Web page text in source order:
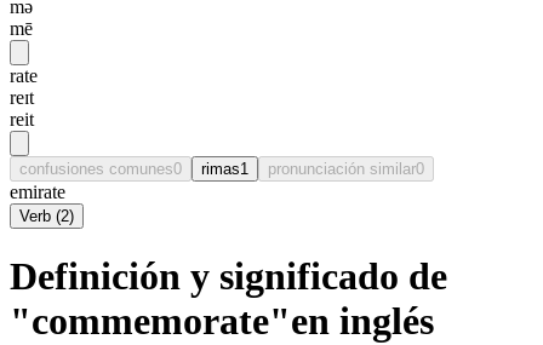
mə
mē
rate
reɪt
reit
confusiones comunes0 rimas1 pronunciación similar0
emirate
Verb (2)
Definición y significado de
"commemorate"en inglés